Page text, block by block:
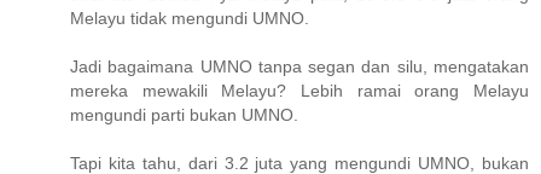
Melayu tidak mengundi UMNO.
Jadi bagaimana UMNO tanpa segan dan silu, mengatakan
mereka mewakili Melayu? Lebih ramai orang Melayu
mengundi parti bukan UMNO.
Tapi kita tahu, dari 3.2 juta yang mengundi UMNO, bukan